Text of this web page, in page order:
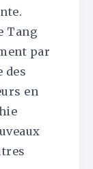
Tang
par
des
en